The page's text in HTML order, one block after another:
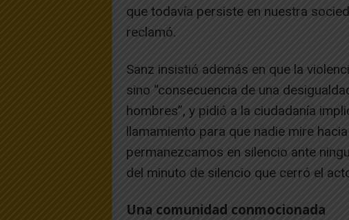
que todavía persiste en nuestra
reclamó.
Sanz insistió además en que la
sino “consecuencia de una
hombres”, y pidió a la ciudadanía
llamamiento para que nadie mire
permanezcamos en silencio ante
del minuto de silencio que cerró el
Una comunidad conmocionada